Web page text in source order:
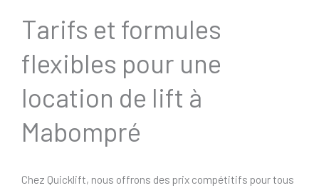
Tarifs et formules
flexibles pour une
location de lift à
Mabompré
Chez Quicklift, nous offrons des prix compétitifs pour tous